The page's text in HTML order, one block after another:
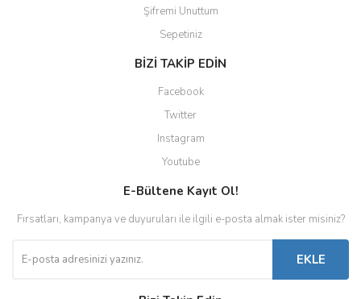
Şifremi Unuttum
Sepetiniz
BİZİ TAKİP EDİN
Facebook
Twitter
Instagram
Youtube
E-Bültene Kayıt Ol!
Fırsatları, kampanya ve duyuruları ile ilgili e-posta almak ister misiniz?
EKLE